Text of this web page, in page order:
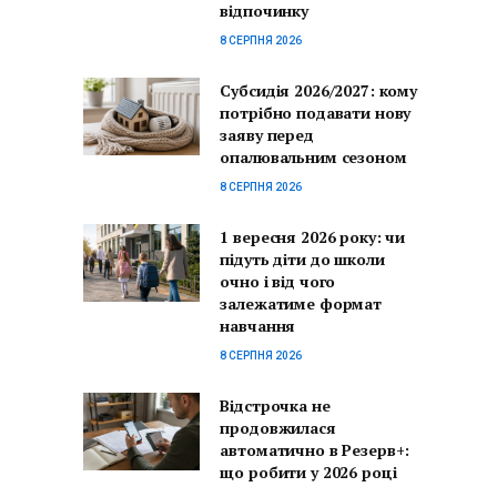
відпочинку
8 СЕРПНЯ 2026
Субсидія 2026/2027: кому
потрібно подавати нову
заяву перед
опалювальним сезоном
8 СЕРПНЯ 2026
1 вересня 2026 року: чи
підуть діти до школи
очно і від чого
залежатиме формат
навчання
8 СЕРПНЯ 2026
Відстрочка не
продовжилася
автоматично в Резерв+:
що робити у 2026 році